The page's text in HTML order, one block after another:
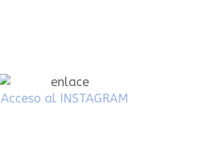
Acceso al INSTAGRAM